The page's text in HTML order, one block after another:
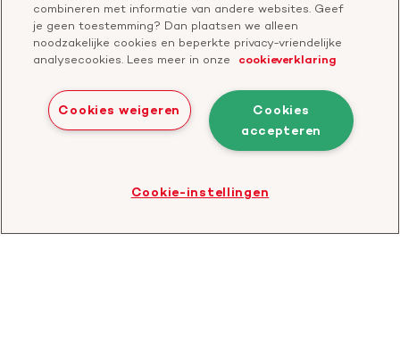
Doneer
Bezoek
onze
Facebook
Bezoek
ons
YouTube
Bezoek
onze
LinkedIn
Bezoek
onze
TikTok
profiel
Bezoek
onze
Twitter
profiel
Bezoek
onze
Threads
profiel
Privacyverklaring
Bezoek
combineren met informatie van andere websites. Geef
je geen toestemming? Dan plaatsen we alleen
noodzakelijke cookies en beperkte privacy-vriendelijke
analysecookies. Lees meer in onze
cookieverklaring
Cookies
accepteren
Cookies weigeren
Cookie-instellingen